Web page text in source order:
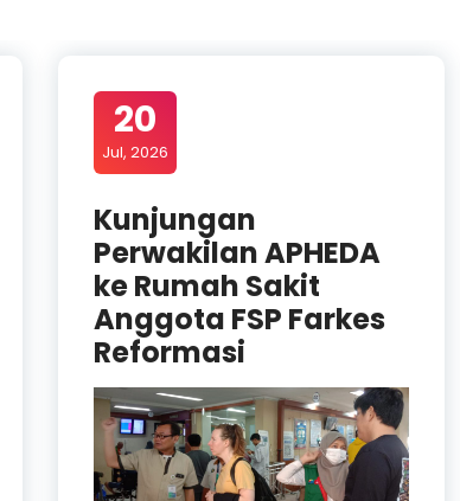
20
Jul, 2026
Kunjungan
Perwakilan APHEDA
ke Rumah Sakit
Anggota FSP Farkes
Reformasi